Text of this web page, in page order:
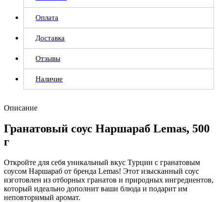
Оплата
Доставка
Отзывы
Наличие
Описание
Гранатовый соус Наршараб Lemas, 500
г
Откройте для себя уникальный вкус Турции с гранатовым
соусом Наршараб от бренда Lemas! Этот изысканный соус
изготовлен из отборных гранатов и природных ингредиентов,
который идеально дополнит ваши блюда и подарит им
неповторимый аромат.